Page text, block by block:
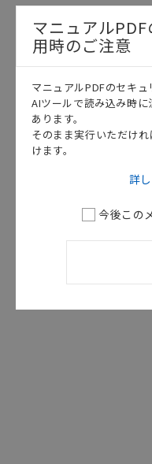
マニュアル
用時のご注意
マニュアルPDFのセキュ
AIツールで読み込み時
あります。
そのまま実行いただけ
けます。
詳
今後この